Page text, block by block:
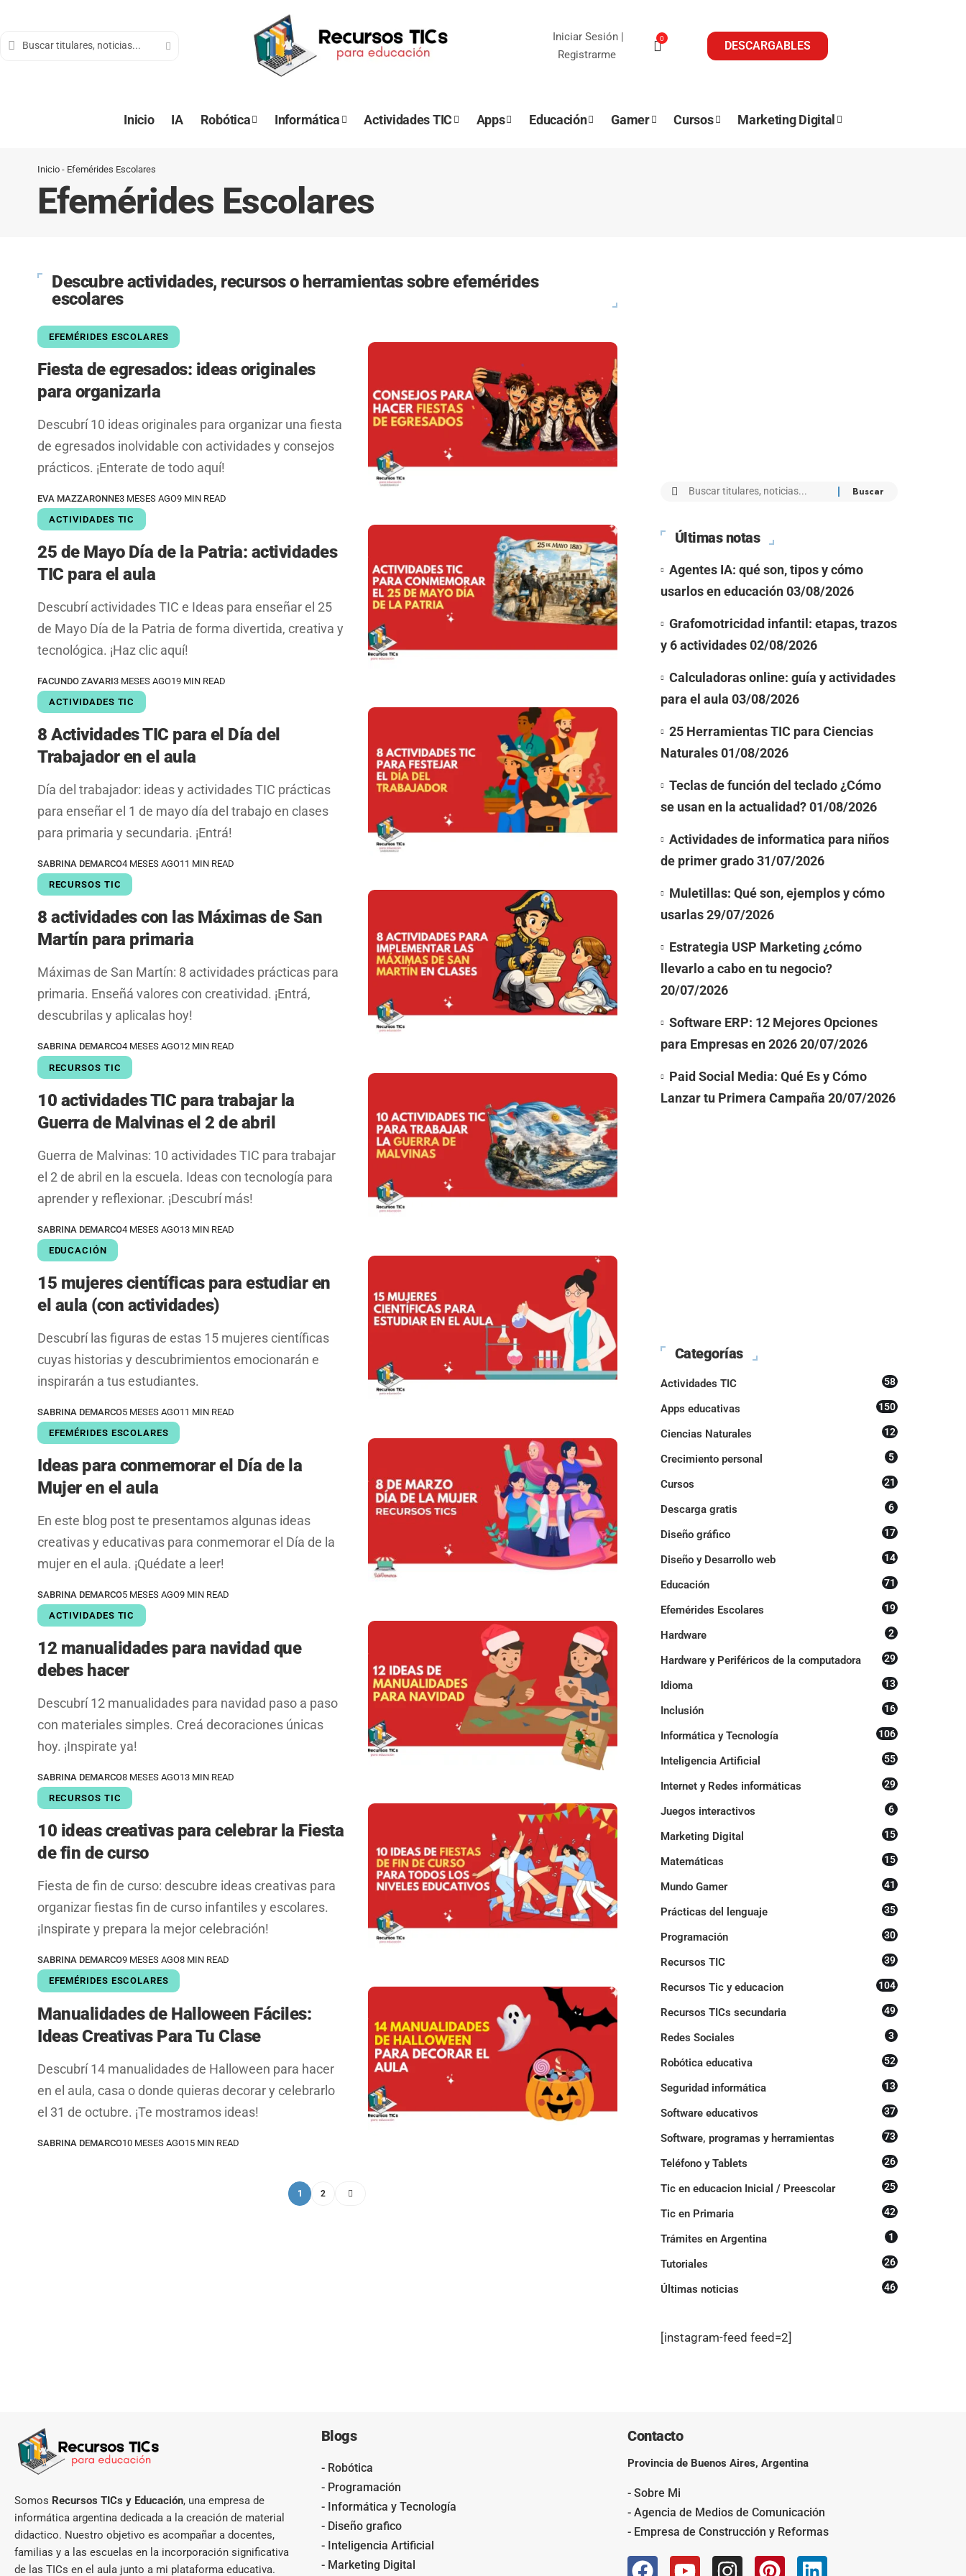
Iniciar Sesión|
Registrarme
0
DESCARGABLES
Inicio IA Robótica Informática Actividades TIC Apps Educación Gamer Cursos Marketing Digital
Inicio - Efemérides Escolares
Efemérides Escolares
Descubre actividades, recursos o herramientas sobre efemérides
escolares
EFEMÉRIDES ESCOLARES
Fiesta de egresados: ideas originales
para organizarla
Descubrí 10 ideas originales para organizar una fiesta
de egresados inolvidable con actividades y consejos
prácticos. ¡Enterate de todo aquí!
EVA MAZZARONNE3 MESES AGO9 MIN READ
ACTIVIDADES TIC
25 de Mayo Día de la Patria: actividades
TIC para el aula
Descubrí actividades TIC e Ideas para enseñar el 25
de Mayo Día de la Patria de forma divertida, creativa y
tecnológica. ¡Haz clic aquí!
FACUNDO ZAVARI3 MESES AGO19 MIN READ
ACTIVIDADES TIC
8 Actividades TIC para el Día del
Trabajador en el aula
Día del trabajador: ideas y actividades TIC prácticas
para enseñar el 1 de mayo día del trabajo en clases
para primaria y secundaria. ¡Entrá!
SABRINA DEMARCO4 MESES AGO11 MIN READ
RECURSOS TIC
8 actividades con las Máximas de San
Martín para primaria
Máximas de San Martín: 8 actividades prácticas para
primaria. Enseñá valores con creatividad. ¡Entrá,
descubrilas y aplicalas hoy!
SABRINA DEMARCO4 MESES AGO12 MIN READ
RECURSOS TIC
10 actividades TIC para trabajar la
Guerra de Malvinas el 2 de abril
Guerra de Malvinas: 10 actividades TIC para trabajar
el 2 de abril en la escuela. Ideas con tecnología para
aprender y reflexionar. ¡Descubrí más!
SABRINA DEMARCO4 MESES AGO13 MIN READ
EDUCACIÓN
15 mujeres científicas para estudiar en
el aula (con actividades)
Descubrí las figuras de estas 15 mujeres científicas
cuyas historias y descubrimientos emocionarán e
inspirarán a tus estudiantes.
SABRINA DEMARCO5 MESES AGO11 MIN READ
EFEMÉRIDES ESCOLARES
Ideas para conmemorar el Día de la
Mujer en el aula
En este blog post te presentamos algunas ideas
creativas y educativas para conmemorar el Día de la
mujer en el aula. ¡Quédate a leer!
SABRINA DEMARCO5 MESES AGO9 MIN READ
ACTIVIDADES TIC
12 manualidades para navidad que
debes hacer
Descubrí 12 manualidades para navidad paso a paso
con materiales simples. Creá decoraciones únicas
hoy. ¡Inspirate ya!
SABRINA DEMARCO8 MESES AGO13 MIN READ
RECURSOS TIC
10 ideas creativas para celebrar la Fiesta
de fin de curso
Fiesta de fin de curso: descubre ideas creativas para
organizar fiestas fin de curso infantiles y escolares.
¡Inspirate y prepara la mejor celebración!
SABRINA DEMARCO9 MESES AGO8 MIN READ
EFEMÉRIDES ESCOLARES
Manualidades de Halloween Fáciles:
Ideas Creativas Para Tu Clase
Descubrí 14 manualidades de Halloween para hacer
en el aula, casa o donde quieras decorar y celebrarlo
el 31 de octubre. ¡Te mostramos ideas!
SABRINA DEMARCO10 MESES AGO15 MIN READ
1 2
Últimas notas
Agentes IA: qué son, tipos y cómo
usarlos en educación 03/08/2026
Grafomotricidad infantil: etapas, trazos
y 6 actividades 02/08/2026
Calculadoras online: guía y actividades
para el aula 03/08/2026
25 Herramientas TIC para Ciencias
Naturales 01/08/2026
Teclas de función del teclado ¿Cómo
se usan en la actualidad? 01/08/2026
Actividades de informatica para niños
de primer grado 31/07/2026
Muletillas: Qué son, ejemplos y cómo
usarlas 29/07/2026
Estrategia USP Marketing ¿cómo
llevarlo a cabo en tu negocio?
20/07/2026
Software ERP: 12 Mejores Opciones
para Empresas en 2026 20/07/2026
Paid Social Media: Qué Es y Cómo
Lanzar tu Primera Campaña 20/07/2026
Categorías
Actividades TIC 58
Apps educativas 150
Ciencias Naturales 12
Crecimiento personal 5
Cursos 21
Descarga gratis 6
Diseño gráfico 17
Diseño y Desarrollo web 14
Educación 71
Efemérides Escolares 19
Hardware 2
Hardware y Periféricos de la computadora 29
Idioma 13
Inclusión 16
Informática y Tecnología 106
Inteligencia Artificial 55
Internet y Redes informáticas 29
Juegos interactivos 6
Marketing Digital 15
Matemáticas 15
Mundo Gamer 41
Prácticas del lenguaje 35
Programación 30
Recursos TIC 39
Recursos Tic y educacion 104
Recursos TICs secundaria 49
Redes Sociales 3
Robótica educativa 52
Seguridad informática 13
Software educativos 37
Software, programas y herramientas 73
Teléfono y Tablets 26
Tic en educacion Inicial / Preescolar 25
Tic en Primaria 42
Trámites en Argentina 1
Tutoriales 26
Últimas noticias 46
[instagram-feed feed=2]
Somos Recursos TICs y Educación, una empresa de
informática argentina dedicada a la creación de material
didactico. Nuestro objetivo es acompañar a docentes,
familias y a las escuelas en la incorporación significativa
de las TICs en el aula junto a mi plataforma educativa.
Blogs
- Robótica
- Programación
- Informática y Tecnología
- Diseño grafico
- Inteligencia Artificial
- Marketing Digital
Contacto
Provincia de Buenos Aires, Argentina
- Sobre Mi
- Agencia de Medios de Comunicación
- Empresa de Construcción y Reformas